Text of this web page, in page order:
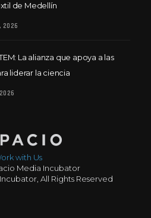
de Medellín
2026
La alianza que apoya a las
liderar la ciencia
with Us
Media Incubator
All Rights Reserved